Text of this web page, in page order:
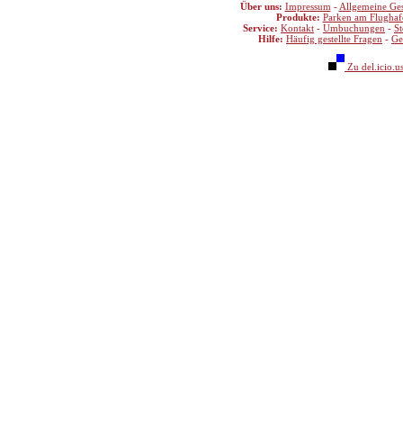
Über uns: Impressum - Allgemeine
Produkte: Parken am
Service: Kontakt - Umbuchungen -
Hilfe: Häufig gestellte Fragen -
Zu